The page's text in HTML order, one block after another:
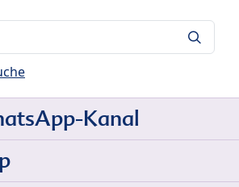
Kanal